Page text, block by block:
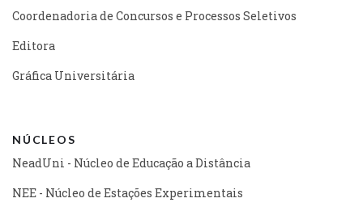
Coordenadoria de Concursos e Processos Seletivos
Editora
Gráfica Universitária
NÚCLEOS
NeadUni - Núcleo de Educação a Distância
NEE - Núcleo de Estações Experimentais